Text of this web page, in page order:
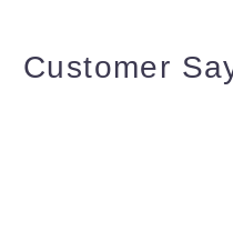
Customer